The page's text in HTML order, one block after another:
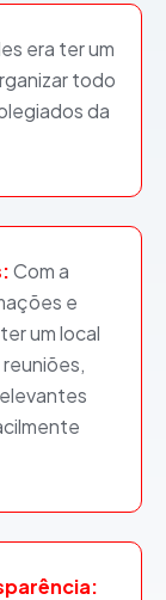
era ter um
todo
da
Com a
e
um local